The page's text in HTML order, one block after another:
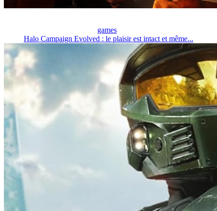
games
Halo Campaign Evolved : le plaisir est intact et même...